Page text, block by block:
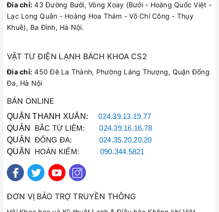
chuyên sâu về các dòng điều hòa máy đứng, điều
hòa mini, chúng tôi cam kết mang lại sự hài lòng
Linh kiện chính hãng:
mạch, quạt chính hãng Casper, sẵn kho đầy đủ.
Kiểm tra bắt bệnh chính xác:Báo đúng lỗi, sửa
đúng giá, tuyệt đối không bày vẽ câu tiền.
Phục vụ siêu tốc:
quận huyện nội thành Hà Nội.
Bảo hành dài hạn:
Mọi hạng mục sửa chữa và
thay thế đều được bảo hành từ 3 đến 6 tháng.
Khách Hàng Nói Gì Về Chúng Tôi?
Anh Hoàng - Quận Thanh Xuân:
Đia chỉ: 43 Đường Bưởi, Vòng Xoay (Bưởi - Hoàng Quốc Việt -
Lạc Long Quân - Hoàng Hoa Thám - Võ Chí Công - Thụy
Khuê), Ba Đình, Hà Nội.
VẬT TƯ ĐIỆN LẠNH BÁCH KHOA CS2
Đia chỉ: 450 Đê La Thành, Phường Láng Thượng, Quận Đống
Đa, Hà Nội
BÁN ONLINE
QUẬN THANH XUÂN :024.39.13.19.77
QUẬN BẮC TỪ LIÊM:024.39.16.16.78
QUẬN ĐỐNG ĐA: 024.35.20.20.20
QUẬN HOÀN KIẾM: 090.344.5821
ĐƠN VỊ BẢO TRỢ TRUYỀN THÔNG